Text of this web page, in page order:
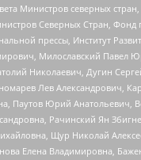
Министров северных
Северных Стран,
прессы, Институт
Милославский
Николаевич, Дугин
Лев Александрович,
Паутов Юрий Анатольевич,
Рачинский Ян
Щур Николай
Елена Владимировна,